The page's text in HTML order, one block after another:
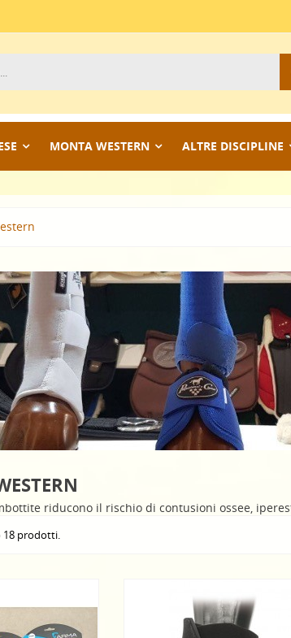
MONTA WESTERN ALTRE DISCIPLINE
riducono il rischio di contusioni ossee,
18 prodotti.